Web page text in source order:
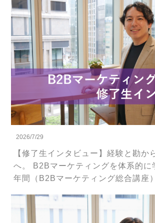
2026/7/29
【修了生インタビュー】経験と勘か
へ。 B2Bマーケティングを体系的に
年間（B2Bマーケティング総合講座）